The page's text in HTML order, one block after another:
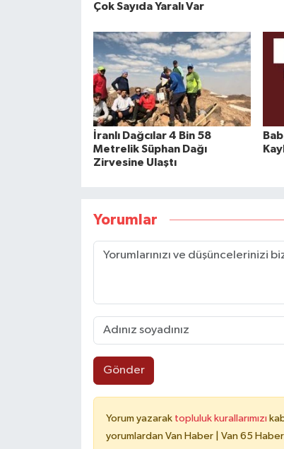
Çok Sayıda Yaralı Var
İranlı Dağcılar 4 Bin 58
Metrelik Süphan Dağı
Zirvesine Ulaştı
Yorumlar
Gönder
Yorum yazarak topluluk kurallarımızı
yorumlardan Van Haber | Van 65